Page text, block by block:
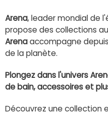
Arena, leader mondial de
propose des collections
Arenaaccompagne
de la planète.
Plongez dans l'univers
de bain, accessoires et
Découvrez une collection